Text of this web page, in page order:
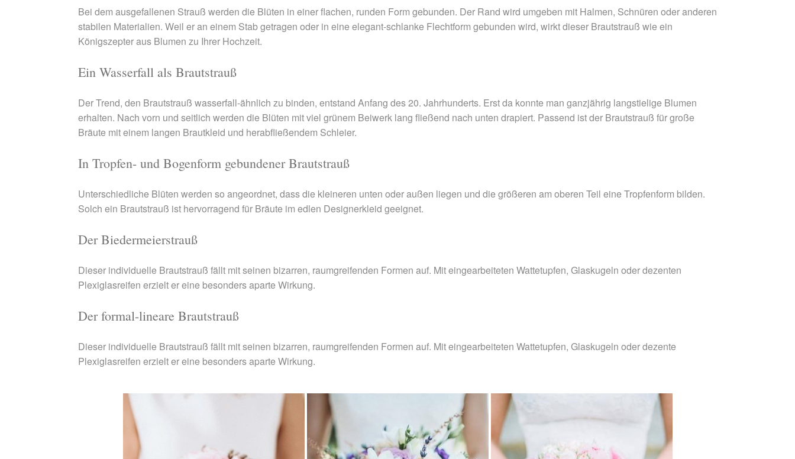
Bei dem ausgefallenen Strauß werden die Blüten in einer flachen, runden Form gebunden. Der Rand wird umgeben mit Halmen, Schnüren oder anderen
stabilen Materialien. Weil er an einem Stab getragen oder in eine elegant-schlanke Flechtform gebunden wird, wirkt dieser Brautstrauß wie ein
Königszepter aus Blumen zu Ihrer Hochzeit.
Ein Wasserfall als Brautstrauß
Der Trend, den Brautstrauß wasserfall-ähnlich zu binden, entstand Anfang des 20. Jahrhunderts. Erst da konnte man ganzjährig langstielige Blumen
erhalten. Nach vorn und seitlich werden die Blüten mit viel grünem Beiwerk lang fließend nach unten drapiert. Passend ist der Brautstrauß für große
Bräute mit einem langen Brautkleid und herabfließendem Schleier.
In Tropfen- und Bogenform gebundener Brautstrauß
Unterschiedliche Blüten werden so angeordnet, dass die kleineren unten oder außen liegen und die größeren am oberen Teil eine Tropfenform bilden.
Solch ein Brautstrauß ist hervorragend für Bräute im edlen Designerkleid geeignet.
Der Biedermeierstrauß
Dieser individuelle Brautstrauß fällt mit seinen bizarren, raumgreifenden Formen auf. Mit eingearbeiteten Wattetupfen, Glaskugeln oder dezenten
Plexiglasreifen erzielt er eine besonders aparte Wirkung.
Der formal-lineare Brautstrauß
Dieser individuelle Brautstrauß fällt mit seinen bizarren, raumgreifenden Formen auf. Mit eingearbeiteten Wattetupfen, Glaskugeln oder dezente
Plexiglasreifen erzielt er eine besonders aparte Wirkung.